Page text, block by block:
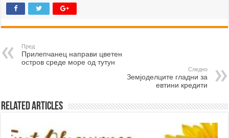
Пред
Прилепчанец направи цветен
остров среде море од тутун
Следно
Земјоделците гладни за
евтини кредити
Related Articles